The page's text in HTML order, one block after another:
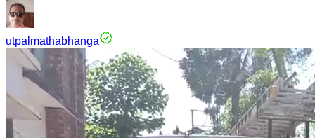
utpalmathabhanga